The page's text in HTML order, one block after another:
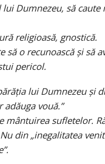
Dumnezeu, să caute
religioasă, gnostică.
să o recunoască și să
pericol.
lui Dumnezeu și
adăuga vouă.”
mântuirea sufletelor.
din „inegalitatea